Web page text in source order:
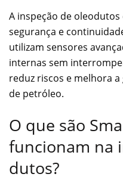
A inspeção de
segurança e
utilizam sensores
internas sem
reduz riscos e melhora
de petróleo.
O que são
funcionam na
dutos?